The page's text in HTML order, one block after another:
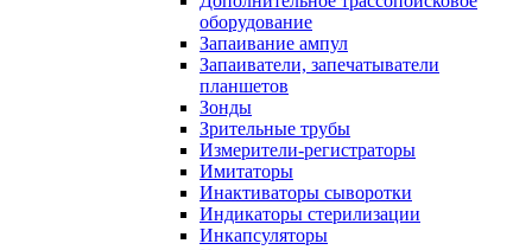
оборудование
Запаивание ампул
Запаиватели, запечатыватели
планшетов
Зонды
Зрительные трубы
Измерители-регистраторы
Имитаторы
Инактиваторы сыворотки
Индикаторы стерилизации
Инкапсуляторы